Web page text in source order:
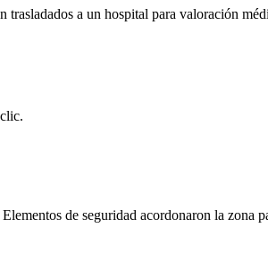
a un hospital para valoración
de seguridad acordonaron la zona